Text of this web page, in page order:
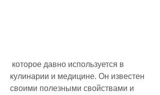
кулинарии и медицине. Он известен
своими полезными свойствами и